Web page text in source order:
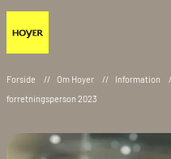
Forside // Om Hoyer // Information
forretningsperson 2023